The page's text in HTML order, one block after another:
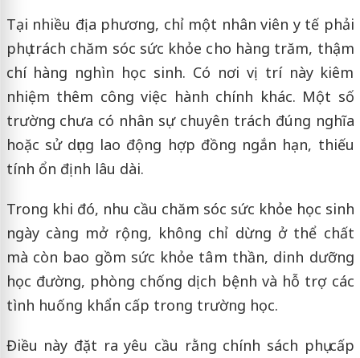
Tại nhiều địa phương, chỉ một nhân viên y tế phải
phụ trách chăm sóc sức khỏe cho hàng trăm, thậm
chí hàng nghìn học sinh. Có nơi vị trí này kiêm
nhiệm thêm công việc hành chính khác. Một số
trường chưa có nhân sự chuyên trách đúng nghĩa
hoặc sử dụng lao động hợp đồng ngắn hạn, thiếu
tính ổn định lâu dài.
Trong khi đó, nhu cầu chăm sóc sức khỏe học sinh
ngày càng mở rộng, không chỉ dừng ở thể chất
mà còn bao gồm sức khỏe tâm thần, dinh dưỡng
học đường, phòng chống dịch bệnh và hỗ trợ các
tình huống khẩn cấp trong trường học.
Điều này đặt ra yêu cầu rằng chính sách phụ cấp